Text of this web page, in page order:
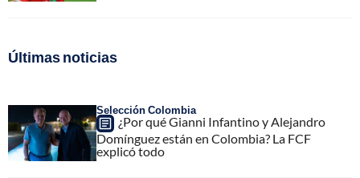
Últimas noticias
Selección Colombia
¿Por qué Gianni Infantino y Alejandro
Domínguez están en Colombia? La FCF
explicó todo